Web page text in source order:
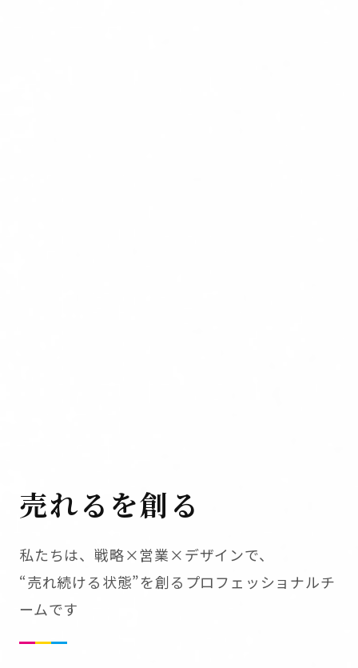
売れるを創る
私たちは、戦略×営業×デザインで、
“売れ続ける状態”を創るプロフェッショナルチ
ームです